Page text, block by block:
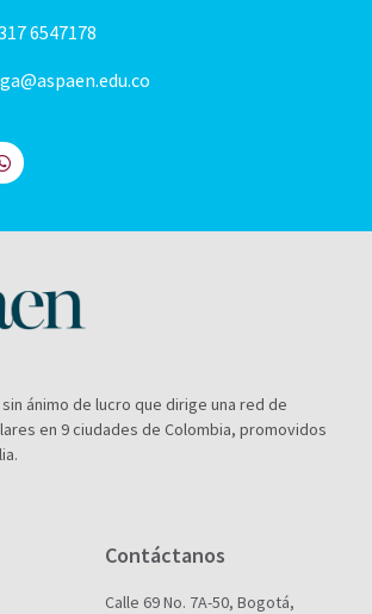
6547178
ánimo de lucro que dirige una red de
en 9 ciudades de Colombia, promovidos
Contáctanos
Calle 69 No. 7A-50, Bogotá,